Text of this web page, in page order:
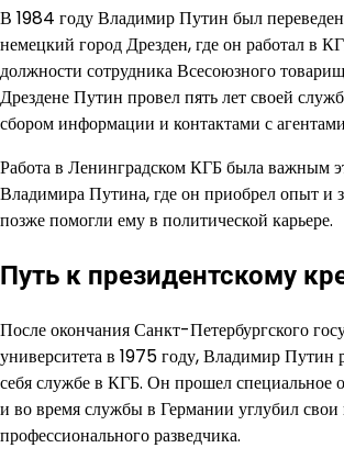
В 1984 году Владимир Путин был
немецкий город Дрезден, где он работал в
должности сотрудника Всесоюзного
Дрездене Путин провел пять лет своей
сбором информации и контактами с
Работа в Ленинградском КГБ была важным
Владимира Путина, где он приобрел опыт и
позже помогли ему в политической карьере.
Путь к президентскому
После окончания Санкт-Петербургского
университета в 1975 году, Владимир Путин
себя службе в КГБ. Он прошел специальное
и во время службы в Германии углубил
профессионального разведчика.